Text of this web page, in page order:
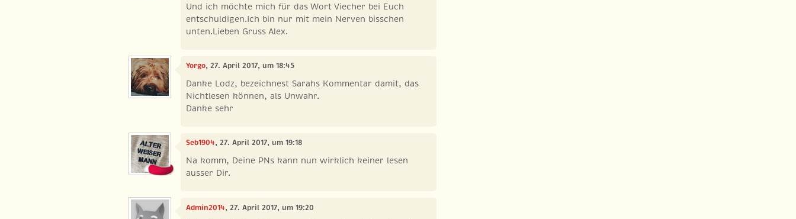
Und ich möchte mich für das Wort Viecher bei Euch
entschuldigen.Ich bin nur mit mein Nerven bisschen
unten.Lieben Gruss Alex.
Yorgo, 27. April 2017, um 18:45
Danke Lodz, bezeichnest Sarahs Kommentar damit, das
Nichtlesen können, als Unwahr.
Danke sehr
Seb1904, 27. April 2017, um 19:18
Na komm, Deine PNs kann nun wirklich keiner lesen
ausser Dir.
Admin2014, 27. April 2017, um 19:20